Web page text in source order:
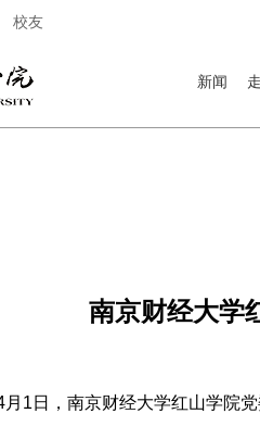
校友
新闻
南京财经大学
日，南京财经大学红山学院党